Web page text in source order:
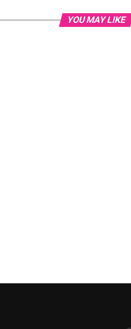
YOU MAY LIKE